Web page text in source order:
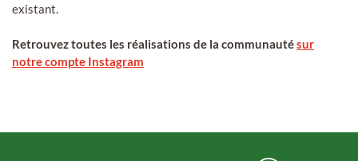
existant.
Retrouvez toutes les réalisations de la communautésur
notre compte Instagram